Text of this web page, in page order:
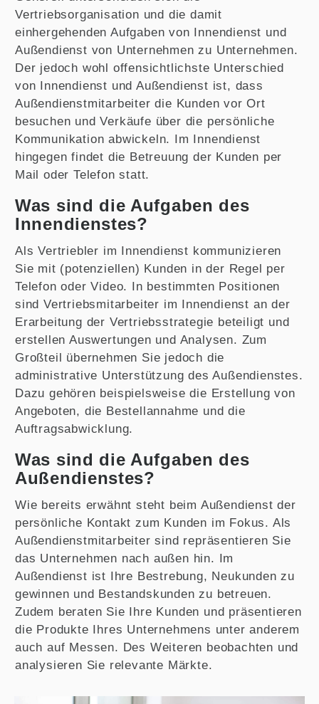
Vertriebsorganisation und die damit
einhergehenden Aufgaben von Innendienst und
Außendienst von Unternehmen zu Unternehmen.
Der jedoch wohl offensichtlichste Unterschied
von Innendienst und Außendienst ist, dass
Außendienstmitarbeiter die Kunden vor Ort
besuchen und Verkäufe über die persönliche
Kommunikation abwickeln. Im Innendienst
hingegen findet die Betreuung der Kunden per
Mail oder Telefon statt.
Was sind die Aufgaben des
Innendienstes?
Als Vertriebler im Innendienst kommunizieren
Sie mit (potenziellen) Kunden in der Regel per
Telefon oder Video. In bestimmten Positionen
sind Vertriebsmitarbeiter im Innendienst an der
Erarbeitung der Vertriebsstrategie beteiligt und
erstellen Auswertungen und Analysen. Zum
Großteil übernehmen Sie jedoch die
administrative Unterstützung des Außendienstes.
Dazu gehören beispielsweise die Erstellung von
Angeboten, die Bestellannahme und die
Auftragsabwicklung.
Was sind die Aufgaben des
Außendienstes?
Wie bereits erwähnt steht beim Außendienst der
persönliche Kontakt zum Kunden im Fokus. Als
Außendienstmitarbeiter sind repräsentieren Sie
das Unternehmen nach außen hin. Im
Außendienst ist Ihre Bestrebung, Neukunden zu
gewinnen und Bestandskunden zu betreuen.
Zudem beraten Sie Ihre Kunden und präsentieren
die Produkte Ihres Unternehmens unter anderem
auch auf Messen. Des Weiteren beobachten und
analysieren Sie relevante Märkte.